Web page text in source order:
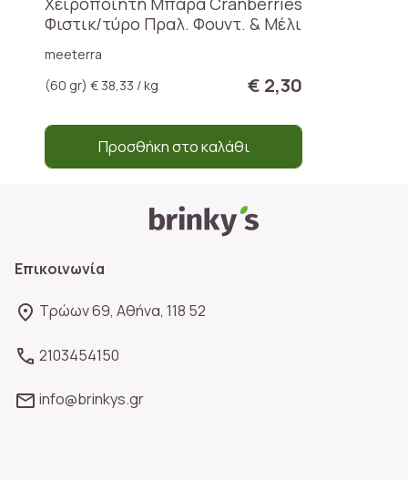
Φιστικ/τύρο Πραλ. Φουντ. & Μέλι
meeterra
(60 gr) € 38,33 / kg
€ 2,30
Προσθήκη στο καλάθι
Επικοινωνία
Τρώων 69, Αθήνα, 118 52
2103454150
info@brinkys.gr